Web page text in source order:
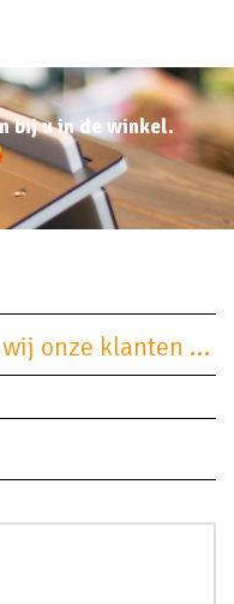
bij u in de winkel.
klanten van dienst zijn